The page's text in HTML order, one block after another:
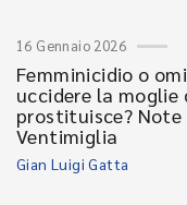
16 Gennaio 2026
Femminicidio o
uccidere la moglie
prostituisce? Note
Ventimiglia
Gian Luigi Gatta